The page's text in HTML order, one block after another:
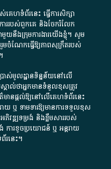
េហទំព័រនេះ ធ្វើការសិក្សា
ការ​របស់ពួកគេ និងចែករំលែក
មួយនឹងក្រុមការងារយើងខ្ញុំ។ សូម
មចំណែកធ្វើឱ្យភាពសុក្រឹតរបស់
ាស់មូលដ្ឋានទិន្នន័យនៅលើ
ាល់ថាអ្នកមានទំនួលខុសត្រូវ
ានផ្តល់ឱ្យនៅលើគេហទំព័រនេះ
យ ឬ ទាមទារ​ឱ្យមានការទទួលខុស​
ភិវឌ្ឍទម្រង់ និងខ្លឹមសាររបស់
ការខូចប្រយោជន៍ ឬ អន្តរាយ
រនេះ។